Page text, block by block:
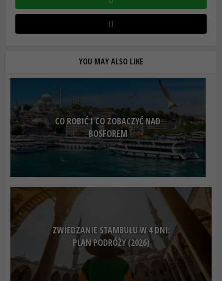
YOU MAY ALSO LIKE
CO ROBIĆ I CO ZOBACZYĆ NAD
BOSFOREM
ZWIEDZANIE STAMBUŁU W 4 DNI:
PLAN PODRÓŻY (2026)